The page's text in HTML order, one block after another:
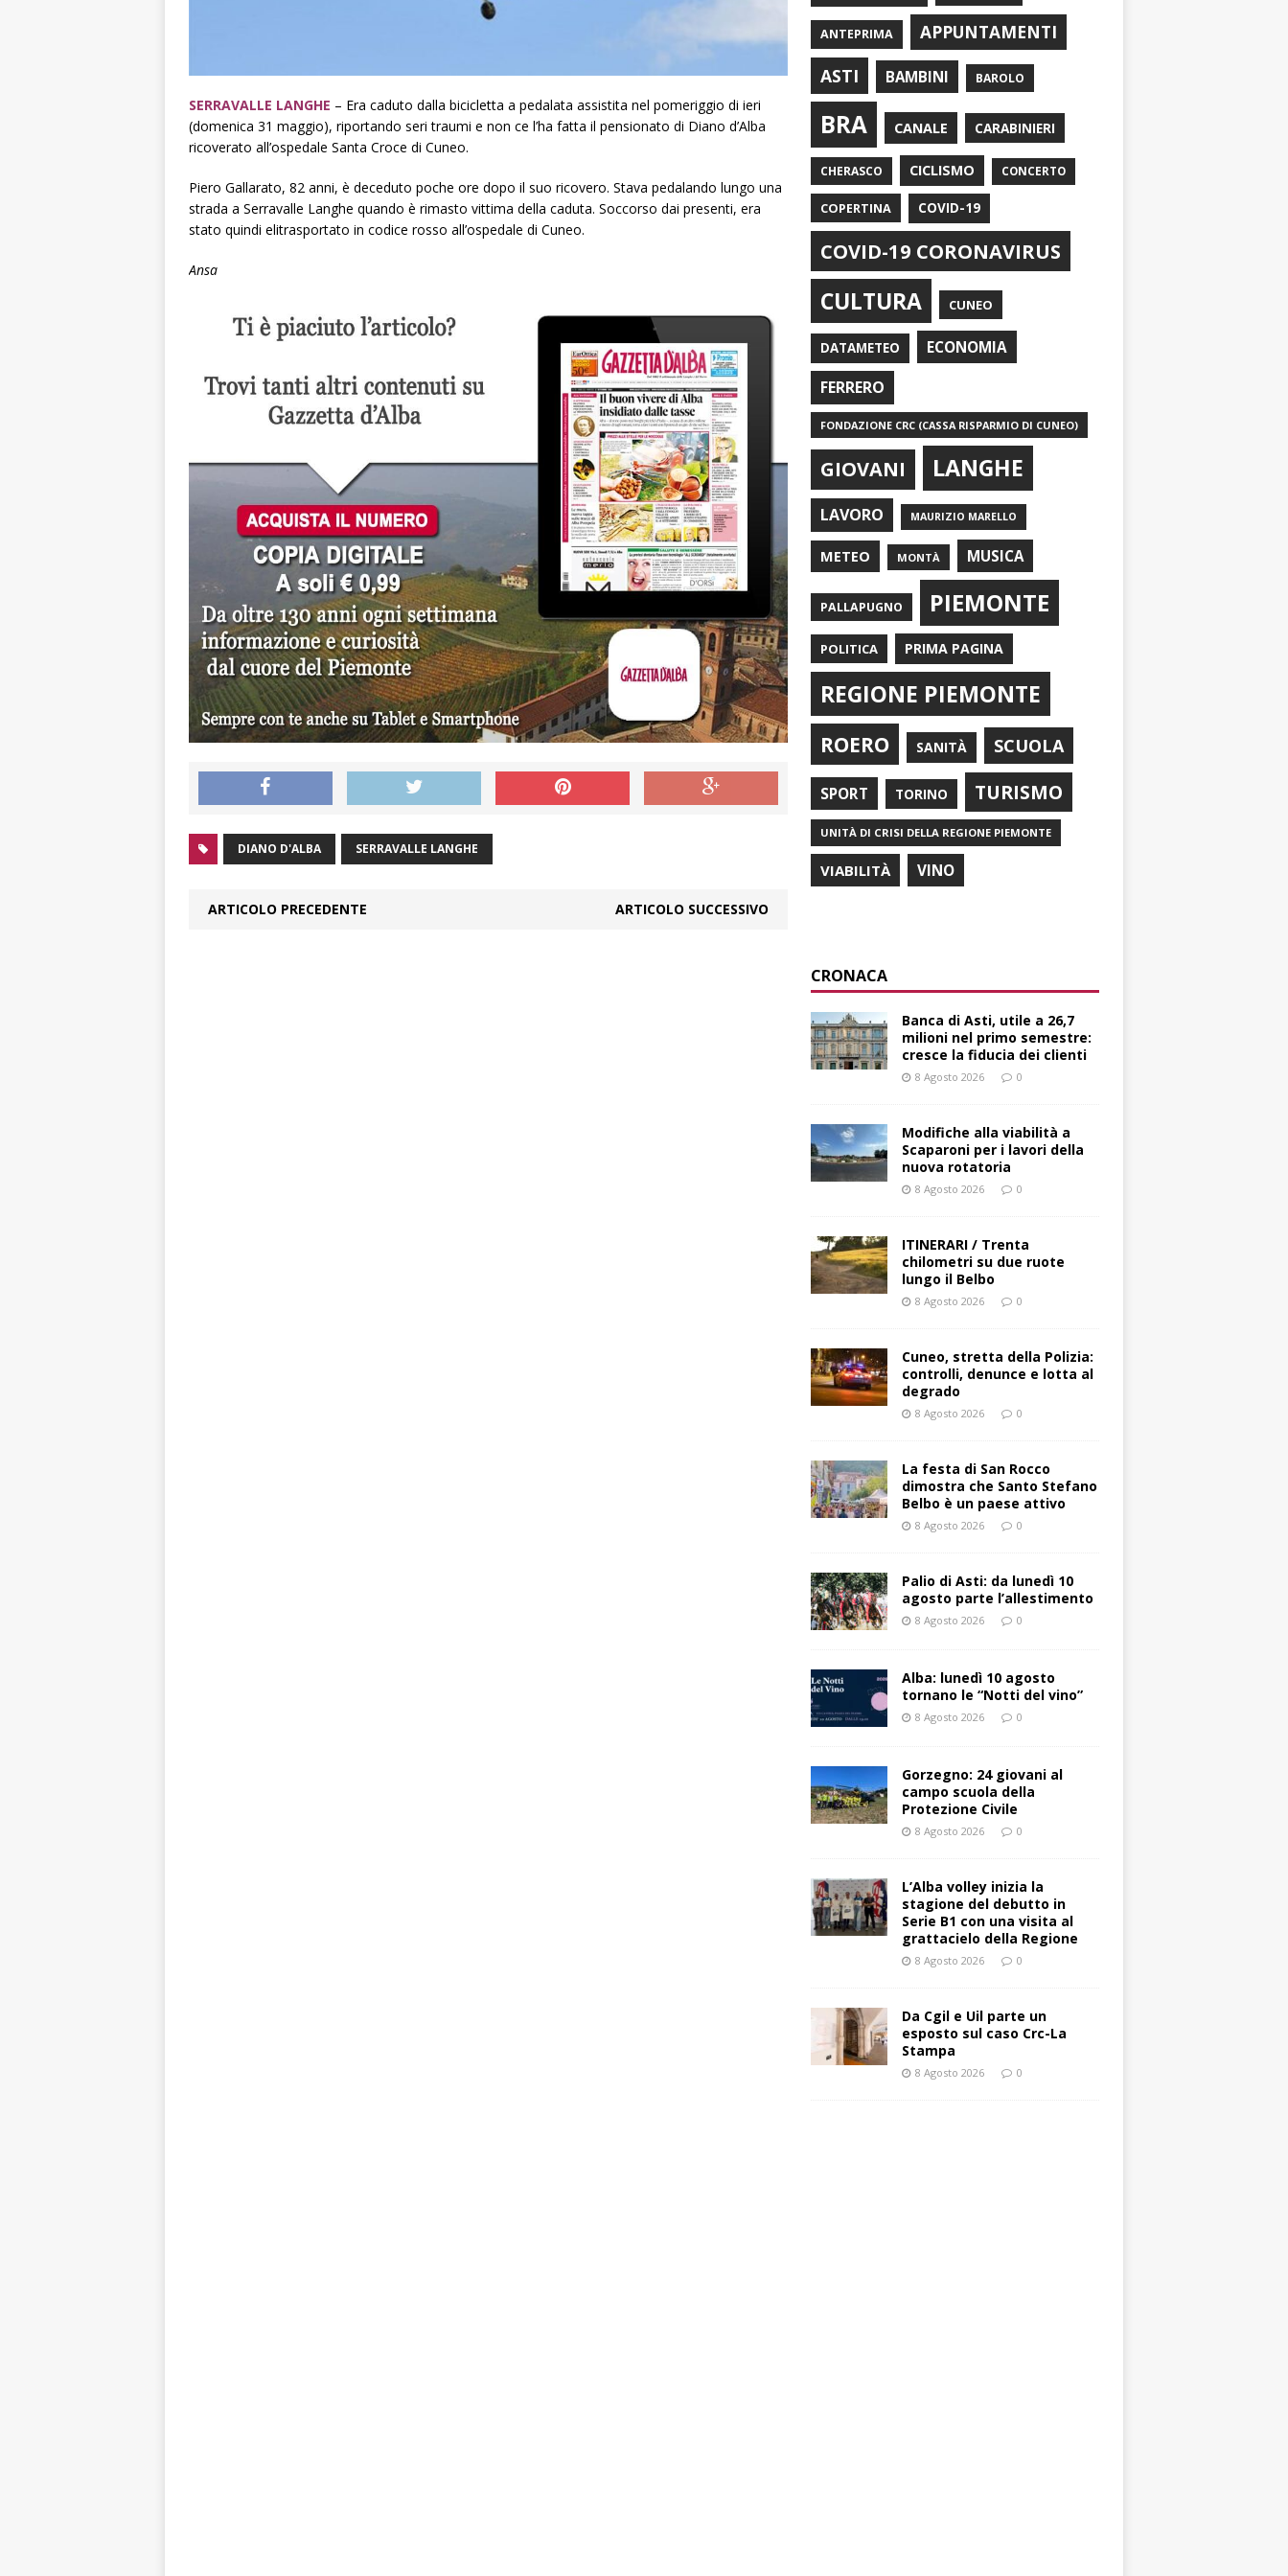
SERRAVALLE LANGHE – Era caduto dalla bicicletta a pedalata assistita nel pomeriggio di ieri
(domenica 31 maggio), riportando seri traumi e non ce l’ha fatta il pensionato di Diano d’Alba
ricoverato all’ospedale Santa Croce di Cuneo.
Piero Gallarato, 82 anni, è deceduto poche ore dopo il suo ricovero. Stava pedalando lungo una
strada a Serravalle Langhe quando è rimasto vittima della caduta. Soccorso dai presenti, era
stato quindi elitrasportato in codice rosso all’ospedale di Cuneo.
Ansa
DIANO D'ALBA SERRAVALLE LANGHE
ARTICOLO PRECEDENTE ARTICOLO SUCCESSIVO
ANTEPRIMA
APPUNTAMENTI
ASTI
BAMBINI BAROLO
BRA CANALE CARABINIERI
CHERASCO CICLISMO CONCERTO
COPERTINA COVID-19
COVID-19 CORONAVIRUS
CULTURA CUNEO
DATAMETEO ECONOMIA
FERRERO
FONDAZIONE CRC (CASSA RISPARMIO DI CUNEO)
GIOVANI LANGHE
LAVORO MAURIZIO MARELLO
METEO MONTÀ MUSICA
PALLAPUGNO PIEMONTE
POLITICA PRIMA PAGINA
REGIONE PIEMONTE
ROERO SANITÀ SCUOLA
SPORT TORINO TURISMO
UNITÀ DI CRISI DELLA REGIONE PIEMONTE
VIABILITÀ VINO
CRONACA
Banca di Asti, utile a 26,7
milioni nel primo semestre:
cresce la fiducia dei clienti
8 Agosto 2026 0
Modifiche alla viabilità a
Scaparoni per i lavori della
nuova rotatoria
8 Agosto 2026 0
ITINERARI / Trenta
chilometri su due ruote
lungo il Belbo
8 Agosto 2026 0
Cuneo, stretta della Polizia:
controlli, denunce e lotta al
degrado
8 Agosto 2026 0
La festa di San Rocco
dimostra che Santo Stefano
Belbo è un paese attivo
8 Agosto 2026 0
Palio di Asti: da lunedì 10
agosto parte l’allestimento
8 Agosto 2026 0
Alba: lunedì 10 agosto
tornano le “Notti del vino”
8 Agosto 2026 0
Gorzegno: 24 giovani al
campo scuola della
Protezione Civile
8 Agosto 2026 0
L’Alba volley inizia la
stagione del debutto in
Serie B1 con una visita al
grattacielo della Regione
8 Agosto 2026 0
Da Cgil e Uil parte un
esposto sul caso Crc-La
Stampa
8 Agosto 2026 0